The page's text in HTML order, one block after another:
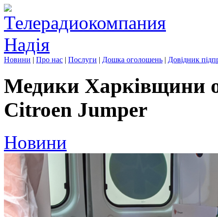
Новини | Про нас | Послуги | Дошка оголошень | Довідник
Медики Харківщини
Citroen Jumper
Новини